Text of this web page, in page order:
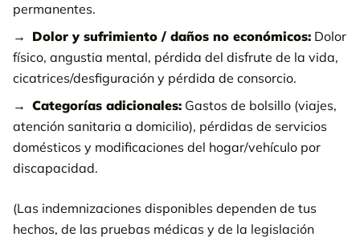
permanentes.
Dolor y sufrimiento / daños no económicos: Dolor
físico, angustia mental, pérdida del disfrute de la vida,
cicatrices/desfiguración y pérdida de consorcio.
Categorías adicionales: Gastos de bolsillo (viajes,
atención sanitaria a domicilio), pérdidas de servicios
domésticos y modificaciones del hogar/vehículo por
discapacidad.
(Las indemnizaciones disponibles dependen de tus
hechos, de las pruebas médicas y de la legislación